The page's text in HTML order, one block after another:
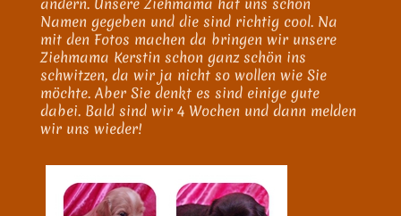
Namen gegeben und die sind richtig cool. Na
mit den Fotos machen da bringen wir unsere
Ziehmama Kerstin schon ganz schön ins
schwitzen, da wir ja nicht so wollen wie Sie
möchte. Aber Sie denkt es sind einige gute
dabei. Bald sind wir 4 Wochen und dann melden
wir uns wieder!